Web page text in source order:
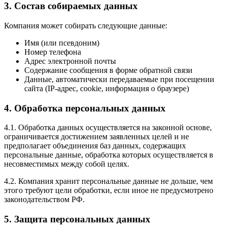
3. Состав собираемых данных
Компания может собирать следующие данные:
Имя (или псевдоним)
Номер телефона
Адрес электронной почты
Содержание сообщения в форме обратной связи
Данные, автоматически передаваемые при посещении
сайта (IP-адрес, cookie, информация о браузере)
4. Обработка персональных данных
4.1. Обработка данных осуществляется на законной основе,
ограничивается достижением заявленных целей и не
предполагает объединения баз данных, содержащих
персональные данные, обработка которых осуществляется в
несовместимых между собой целях.
4.2. Компания хранит персональные данные не дольше, чем
этого требуют цели обработки, если иное не предусмотрено
законодательством РФ.
5. Защита персональных данных